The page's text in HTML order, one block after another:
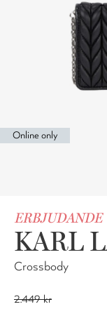
Online only
ERBJUDANDE
KARL
Crossbody
2.449 kr